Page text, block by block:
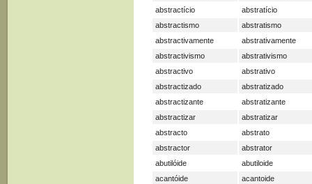
abstractício
abstratício
abstractismo
abstratismo
abstractivamente
abstrativamente
abstractivismo
abstrativismo
abstractivo
abstrativo
abstractizado
abstratizado
abstractizante
abstratizante
abstractizar
abstratizar
abstracto
abstrato
abstractor
abstrator
abutilóide
abutiloide
acantóide
acantoide